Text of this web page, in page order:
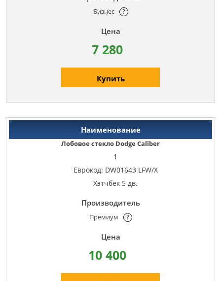
Бизнес ?
7 280
Купить
Лобовое стекло Dodge Caliber
1
Еврокод: DW01643 LFW/X
Хэтчбек 5 дв.
Премиум ?
10 400